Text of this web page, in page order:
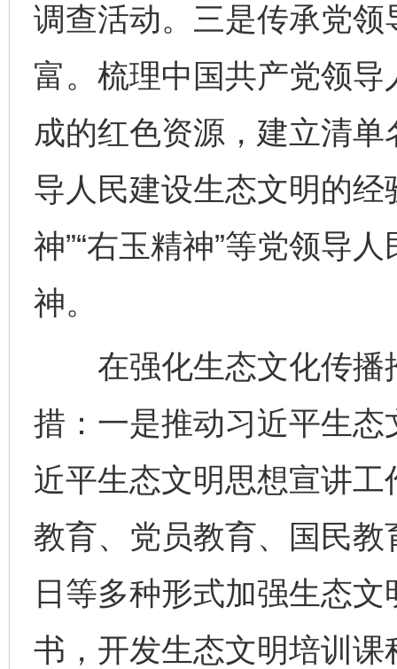
调查活动。三是传承党
富。梳理中国共产党领
成的红色资源，建立清
导人民建设生态文明的经
神”“右玉精神”等党领导
神。
在强化生态文化传播
措：一是推动习近平生
近平生态文明思想宣讲
教育、党员教育、国民
日等多种形式加强生态
书，开发生态文明培训